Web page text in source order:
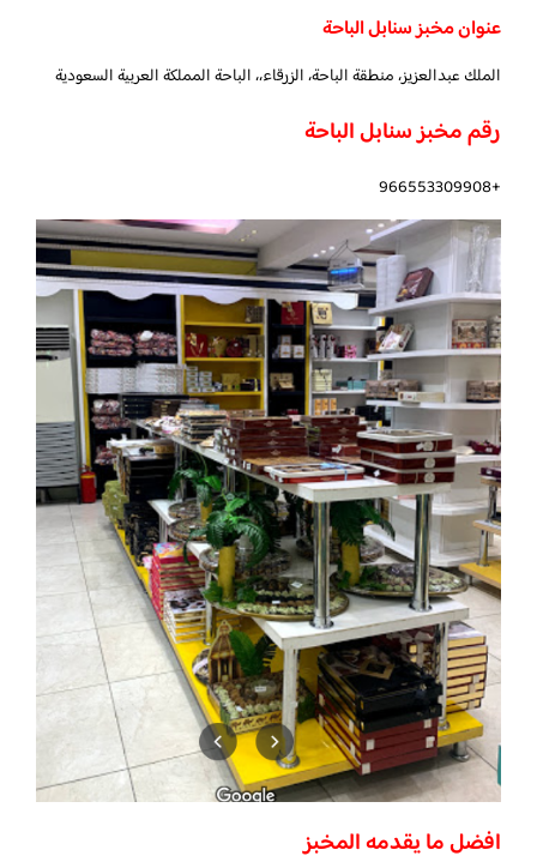
عنوان مخبز سنابل الباحة
الملك عبدالعزيز، منطقة الباحة، الزرقاء،، الباحة المملكة العربية السعودية
رقم مخبز سنابل الباحة
+966553309908
افضل ما يقدمه المخبز